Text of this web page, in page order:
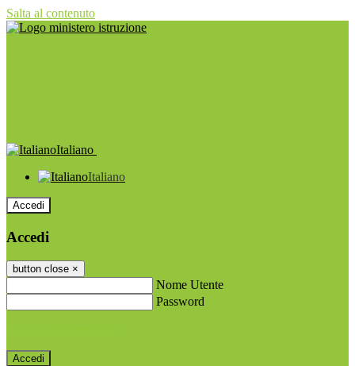
Salta al contenuto
Italiano
Italiano
Accedi
Accedi
button close ×
Nome Utente
Password